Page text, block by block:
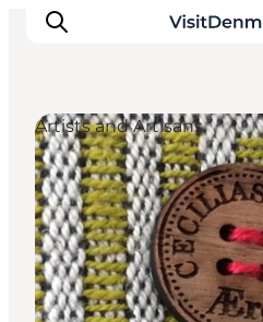
Inspirations
Destinations
Quoi faire
Hébergements
Planifiez votre
Artists and Artisans